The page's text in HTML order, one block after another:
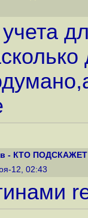
- КТО
12, 02:43